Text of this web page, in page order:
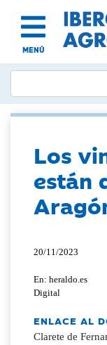
MENÚ
Los
están
20/11/2023
En: heraldo.es
Digital
ENLACE AL
Clarete de